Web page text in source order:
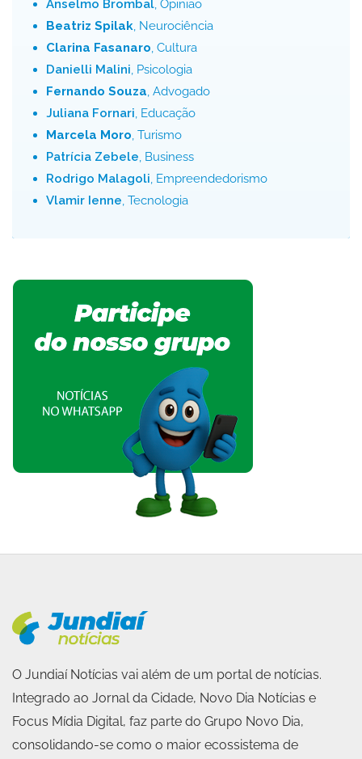
Anselmo Brombal, Opinião
Beatriz Spilak, Neurociência
Clarina Fasanaro, Cultura
Danielli Malini, Psicologia
Fernando Souza, Advogado
Juliana Fornari, Educação
Marcela Moro, Turismo
Patrícia Zebele, Business
Rodrigo Malagoli, Empreendedorismo
Vlamir Ienne, Tecnologia
O Jundiaí Notícias vai além de um portal de notícias.
Integrado ao Jornal da Cidade, Novo Dia Notícias e
Focus Mídia Digital, faz parte do Grupo Novo Dia,
consolidando-se como o maior ecossistema de